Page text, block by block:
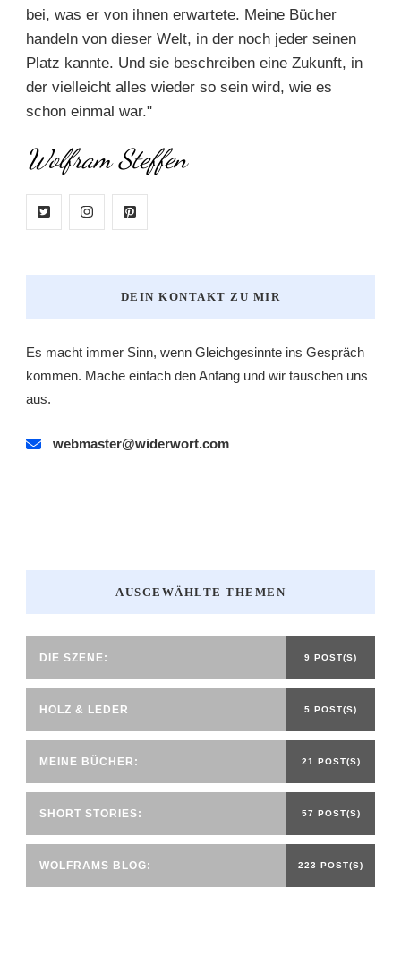
bei, was er von ihnen erwartete. Meine Bücher
handeln von dieser Welt, in der noch jeder seinen
Platz kannte. Und sie beschreiben eine Zukunft, in
der vielleicht alles wieder so sein wird, wie es
schon einmal war."
Wolfram Steffen
DEIN KONTAKT ZU MIR
Es macht immer Sinn, wenn Gleichgesinnte ins Gespräch
kommen. Mache einfach den Anfang und wir tauschen uns
aus.
webmaster@widerwort.com
AUSGEWÄHLTE THEMEN
DIE SZENE: 9 POST(S)
HOLZ & LEDER 5 POST(S)
MEINE BÜCHER: 21 POST(S)
SHORT STORIES: 57 POST(S)
WOLFRAMS BLOG: 223 POST(S)